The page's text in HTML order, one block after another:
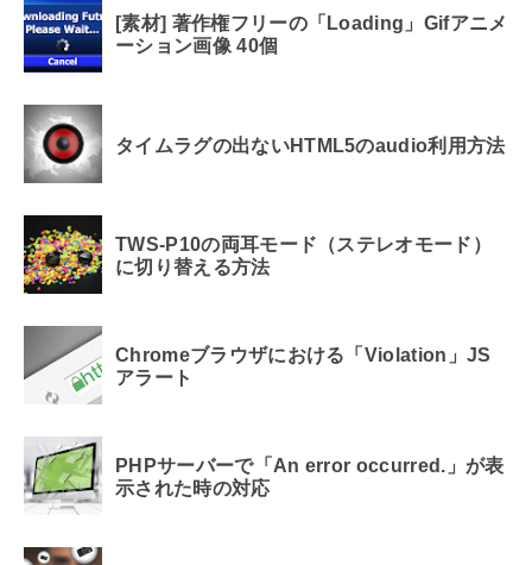
[素材] 著作権フリーの「Loading」Gifアニメ
ーション画像 40個
タイムラグの出ないHTML5のaudio利用方法
TWS-P10の両耳モード（ステレオモード）
に切り替える方法
Chromeブラウザにおける「Violation」JS
アラート
PHPサーバーで「An error occurred.」が表
示された時の対応